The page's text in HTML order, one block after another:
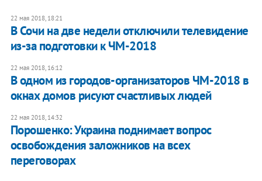
22 мая 2018, 18:21
В Сочи на две недели отключили телевидение
из-за подготовки к ЧМ-2018
22 мая 2018, 16:12
В одном из городов-организаторов ЧМ-2018 в
окнах домов рисуют счастливых людей
22 мая 2018, 14:32
Порошенко: Украина поднимает вопрос
освобождения заложников на всех
переговорах